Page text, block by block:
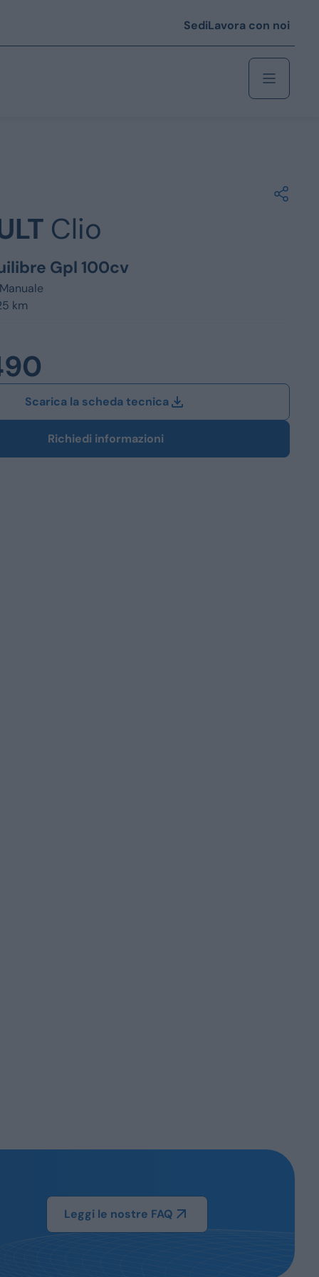
SediLavora con noi
€ 35.000Clio
Gpl 100cv
km
Scarica la scheda tecnica
Richiedi informazioni
Leggi le nostre FAQ